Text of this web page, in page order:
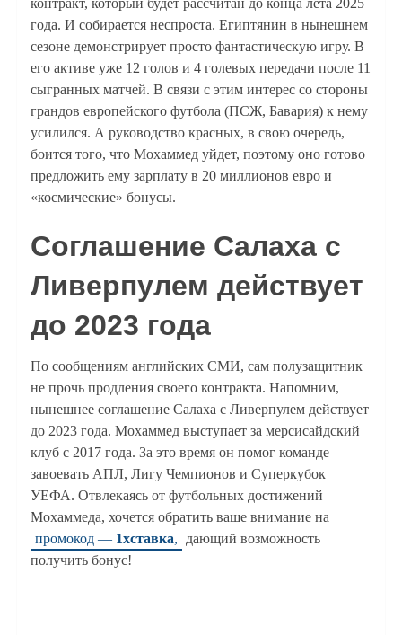
контракт, который будет рассчитан до конца лета 2025
года. И собирается неспроста. Египтянин в нынешнем
сезоне демонстрирует просто фантастическую игру. В
его активе уже 12 голов и 4 голевых передачи после 11
сыгранных матчей. В связи с этим интерес со стороны
грандов европейского футбола (ПСЖ, Бавария) к нему
усилился. А руководство красных, в свою очередь,
боится того, что Мохаммед уйдет, поэтому оно готово
предложить ему зарплату в 20 миллионов евро и
«космические» бонусы.
Соглашение Салаха с
Ливерпулем действует
до 2023 года
По сообщениям английских СМИ, сам полузащитник
не прочь продления своего контракта. Напомним,
нынешнее соглашение Салаха с Ливерпулем действует
до 2023 года. Мохаммед выступает за мерсисайдский
клуб с 2017 года. За это время он помог команде
завоевать АПЛ, Лигу Чемпионов и Суперкубок
УЕФА. Отвлекаясь от футбольных достижений
Мохаммеда, хочется обратить ваше внимание на
промокод — 1хставка,
дающий возможность
получить бонус!